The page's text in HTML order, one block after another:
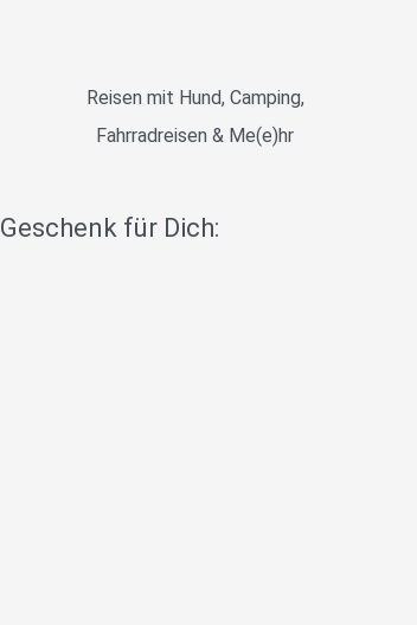
Reisen mit Hund, Camping,
Fahrradreisen & Me(e)hr
Geschenk für Dich: